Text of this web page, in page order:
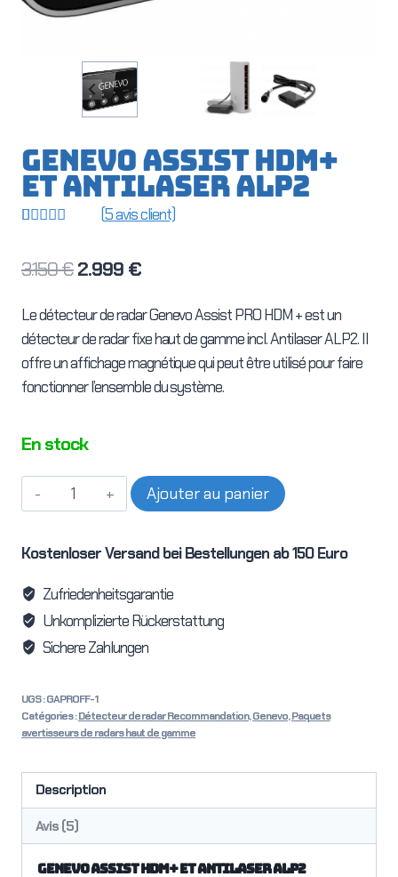
GENEVO ASSIST HDM+
et Antilaser ALP2
sur
(5avis client)
3.150€Le
initial
était :
3.150 €.
2.999 €Le
actuel
est :
2.999 €.
Le détecteur de radar Genevo Assist PRO HDM + est un
détecteur de radar fixe haut de gamme incl. Antilaser ALP2. Il
offre un affichage magnétique qui peut être utilisé pour faire
fonctionner l’ensemble du système.
En stock
quantité
de
ASSIST
HDM+
Antilaser
ALP2
Ajouter au panier
Kostenloser Versand bei Bestellungen ab 150 Euro
Zufriedenheitsgarantie
Unkomplizierte Rückerstattung
Sichere Zahlungen
UGS :GAPROFF-1
Catégories :Détecteur de radar Recommandation,Genevo,Paquets
avertisseurs de radars haut de gamme
Description
Avis (5)
GENEVO ASSIST HDM+ et Antilaser ALP2